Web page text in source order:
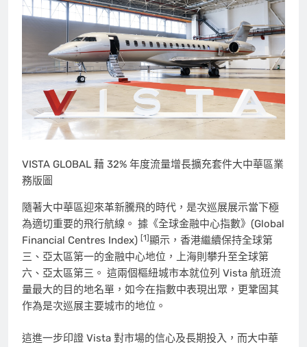
VISTA GLOBAL 藉 32% 年度流量增長擴充套件大中華區業
務版圖
隨著大中華區迎來革新騰飛的時代，是次巡展展示當下極
為適切重要的飛行航線。 據《全球金融中心指數》(Global
Financial Centres Index) [1]顯示，香港繼續保持全球第
三、亞太區第一的金融中心地位，上海則攀升至全球第
六、亞太區第三。 這兩個樞紐城市本就位列 Vista 航班流
量最大的目的地名單，如今在指數中表現出眾，更鞏固其
作為是次巡展主要城市的地位。
這進一步印證 Vista 對市場的信心及長期投入，而大中華